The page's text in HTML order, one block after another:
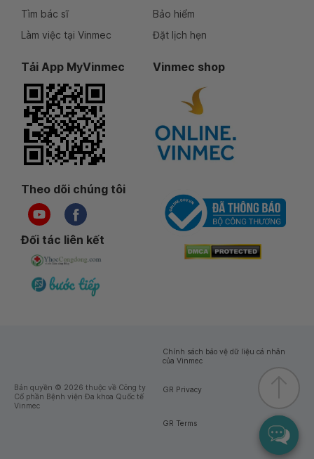
Tìm bác sĩ
Làm việc tại Vinmec
Bảo hiểm
Đặt lịch hẹn
Tải App MyVinmec Vinmec shop
Theo dõi chúng tôi
Đối tác liên kết
Bản quyền © 2026 thuộc về Công ty
Cổ phần Bệnh viện Đa khoa Quốc tế
Vinmec
Chính sách bảo vệ dữ liệu cá nhân
của Vinmec
GR Privacy
GR Terms